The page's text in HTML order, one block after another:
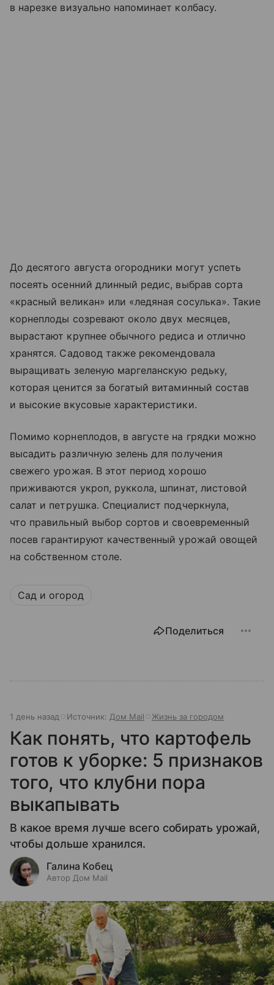
в нарезке визуально напоминает колбасу.
До десятого августа огородники могут успеть
посеять осенний длинный редис, выбрав сорта
«красный великан» или «ледяная сосулька». Такие
корнеплоды созревают около двух месяцев,
вырастают крупнее обычного редиса и отлично
хранятся. Садовод также рекомендовала
выращивать зеленую маргеланскую редьку,
которая ценится за богатый витаминный состав
и высокие вкусовые характеристики.
Помимо корнеплодов, в августе на грядки можно
высадить различную зелень для получения
свежего урожая. В этот период хорошо
приживаются укроп, руккола, шпинат, листовой
салат и петрушка. Специалист подчеркнула,
что правильный выбор сортов и своевременный
посев гарантируют качественный урожай овощей
на собственном столе.
Сад и огород
Поделиться
1 день назад Источник: Дом Mail Жизнь за городом
Как понять, что картофель
готов к уборке: 5 признаков
того, что клубни пора
выкапывать
В какое время лучше всего собирать урожай,
чтобы дольше хранился.
Галина Кобец
Автор Дом Mail